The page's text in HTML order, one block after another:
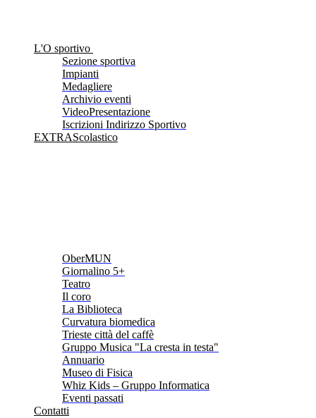
L'O sportivo
Sezione sportiva
Impianti
Medagliere
Archivio eventi
VideoPresentazione
Iscrizioni Indirizzo Sportivo
EXTRAScolastico
OberMUN
Giornalino 5+
Teatro
Il coro
La Biblioteca
Curvatura biomedica
Trieste città del caffè
Gruppo Musica "La cresta in testa"
Annuario
Museo di Fisica
Whiz Kids – Gruppo Informatica
Eventi passati
Contatti